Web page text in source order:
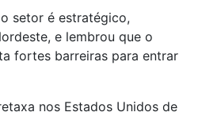
setor é estratégico,
e lembrou que o
fortes barreiras para entrar
nos Estados Unidos de